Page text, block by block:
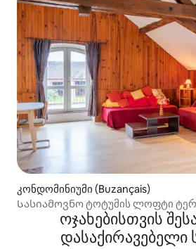
კონდომინიუმი (Buzançais)
Სასიამოვნო ტოტუმის ლოფტი
ოჯახებისთვის
დასაქირავებელი